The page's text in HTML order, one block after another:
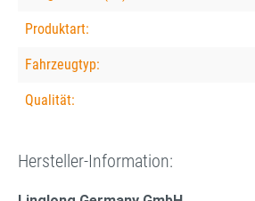
Produktart:
Fahrzeugtyp:
Qualität:
Hersteller-Information: